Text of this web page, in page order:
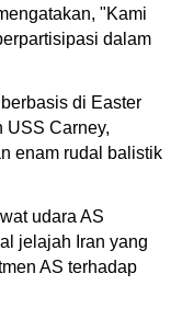
"Kami
dalam
di Easter
USS Carney,
enam rudal balistik
udara AS
jelajah Iran yang
AS terhadap